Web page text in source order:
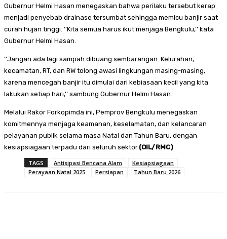
Gubernur Helmi Hasan menegaskan bahwa perilaku tersebut kerap
menjadi penyebab drainase tersumbat sehingga memicu banjir saat
curah hujan tinggi. ‘’Kita semua harus ikut menjaga Bengkulu,’’ kata
Gubernur Helmi Hasan.
‘’Jangan ada lagi sampah dibuang sembarangan. Kelurahan,
kecamatan, RT, dan RW tolong awasi lingkungan masing-masing,
karena mencegah banjir itu dimulai dari kebiasaan kecil yang kita
lakukan setiap hari,’’ sambung Gubernur Helmi Hasan.
Melalui Rakor Forkopimda ini, Pemprov Bengkulu menegaskan
komitmennya menjaga keamanan, keselamatan, dan kelancaran
pelayanan publik selama masa Natal dan Tahun Baru, dengan
kesiapsiagaan terpadu dari seluruh sektor.(OIL/RMC)
TAGS Antisipasi Bencana Alam
Kesiapsiagaan
Perayaan Natal 2025
Persiapan Tahun Baru 2026